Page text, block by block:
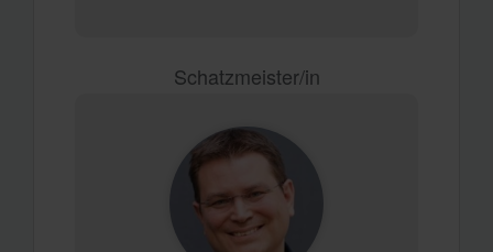
Schatzmeister/in